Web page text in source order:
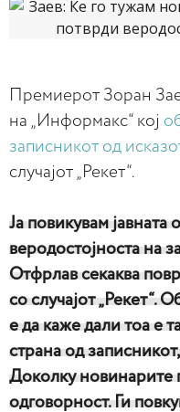
Премиерот Зоран
на „Информакс“ кој
записникот од
случајот „Рекет“.
Ја повикувам јавната
веродостојноста на
Отфрлав секаква
со случајот „Рекет“.
е да каже дали тоа е
страна од
Доколку новинарите
одговорност. Ги